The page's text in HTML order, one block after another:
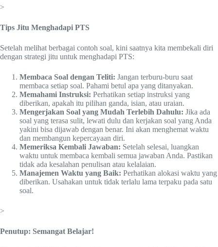
>
Tips Jitu Menghadapi PTS
Setelah melihat berbagai contoh soal, kini saatnya kita membekali diri
dengan strategi jitu untuk menghadapi PTS:
Membaca Soal dengan Teliti: Jangan terburu-buru saat
membaca setiap soal. Pahami betul apa yang ditanyakan.
Memahami Instruksi: Perhatikan setiap instruksi yang
diberikan, apakah itu pilihan ganda, isian, atau uraian.
Mengerjakan Soal yang Mudah Terlebih Dahulu: Jika ada
soal yang terasa sulit, lewati dulu dan kerjakan soal yang Anda
yakini bisa dijawab dengan benar. Ini akan menghemat waktu
dan membangun kepercayaan diri.
Memeriksa Kembali Jawaban: Setelah selesai, luangkan
waktu untuk membaca kembali semua jawaban Anda. Pastikan
tidak ada kesalahan penulisan atau kelalaian.
Manajemen Waktu yang Baik: Perhatikan alokasi waktu yang
diberikan. Usahakan untuk tidak terlalu lama terpaku pada satu
soal.
>
Penutup: Semangat Belajar!